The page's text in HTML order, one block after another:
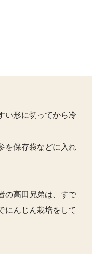
い形に切ってから冷
を保存袋などに入れ
の高田兄弟は、すで
にんじん栽培をして